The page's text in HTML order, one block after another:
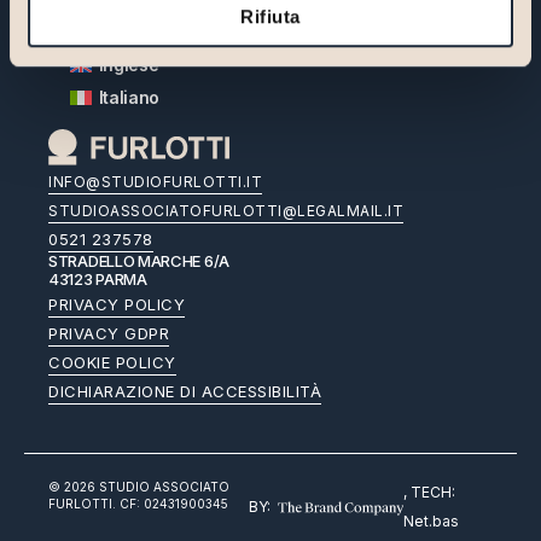
Rifiuta
Inglese
Italiano
INFO@STUDIOFURLOTTI.IT
STUDIOASSOCIATOFURLOTTI@LEGALMAIL.IT
0521 237578
STRADELLO MARCHE 6/A
43123 PARMA
PRIVACY POLICY
PRIVACY GDPR
COOKIE POLICY
DICHIARAZIONE DI ACCESSIBILITÀ
© 2026 STUDIO ASSOCIATO
FURLOTTI. CF: 02431900345
BY:
, TECH:
Net.bas